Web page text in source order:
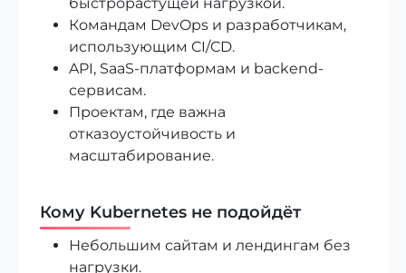
Командам DevOps и разработчикам,
использующим CI/CD.
API, SaaS-платформам и backend-
сервисам.
Проектам, где важна
отказоустойчивость и
масштабирование.
Кому Kubernetes не подойдёт
Небольшим сайтам и лендингам без
нагрузки.